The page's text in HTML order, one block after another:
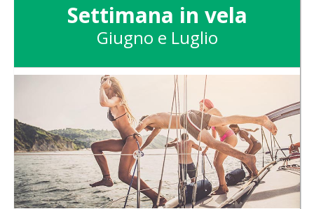
Settimana in vela
Giugno e Luglio